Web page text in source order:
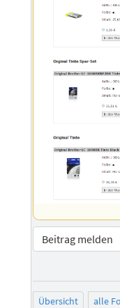
Beitrag melden
Übersicht alle